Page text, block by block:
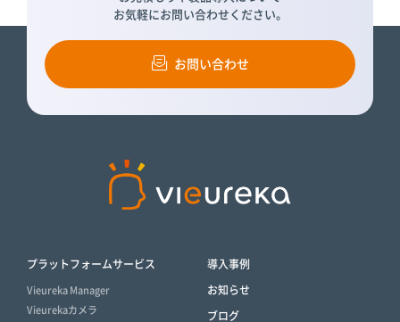
お気軽にお問い合わせください。
お問い合わせ
プラットフォームサービス
Vieureka Manager
Vieurekaカメラ
導入事例
お知らせ
ブログ